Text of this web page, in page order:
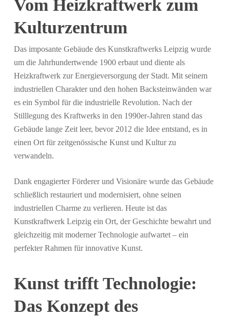
Vom Heizkraftwerk zum
Kulturzentrum
Das imposante Gebäude des Kunstkraftwerks Leipzig wurde
um die Jahrhundertwende 1900 erbaut und diente als
Heizkraftwerk zur Energieversorgung der Stadt. Mit seinem
industriellen Charakter und den hohen Backsteinwänden war
es ein Symbol für die industrielle Revolution. Nach der
Stilllegung des Kraftwerks in den 1990er-Jahren stand das
Gebäude lange Zeit leer, bevor 2012 die Idee entstand, es in
einen Ort für zeitgenössische Kunst und Kultur zu
verwandeln.
Dank engagierter Förderer und Visionäre wurde das Gebäude
schließlich restauriert und modernisiert, ohne seinen
industriellen Charme zu verlieren. Heute ist das
Kunstkraftwerk Leipzig ein Ort, der Geschichte bewahrt und
gleichzeitig mit moderner Technologie aufwartet – ein
perfekter Rahmen für innovative Kunst.
Kunst trifft Technologie:
Das Konzept des